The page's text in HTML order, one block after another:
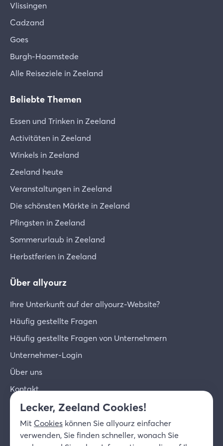
Vlissingen
Cadzand
Goes
Burgh-Haamstede
Alle Reiseziele in Zeeland
Beliebte Themen
Essen und Trinken in Zeeland
Activitäten in Zeeland
Winkels in Zeeland
Zeeland heute
Veranstaltungen in Zeeland
Die schönsten Märkte in Zeeland
Pfingsten in Zeeland
Sommerurlaub in Zeeland
Herbstferien in Zeeland
Über allyourz
Ihre Unterkunft auf der allyourz-Website?
Häufig gestellte Fragen
Häufig gestellte Fragen von Unternehmern
Unternehmer-Login
Über uns
Kontakt
© 2026 allyourz b.v.
Datenschutzrichtlinie
Cookies
Haftungsausschluss
Lecker, Zeeland Cookies!
Mit Cookies können Sie allyourz einfacher
verwenden, Sie finden schneller, wonach Sie